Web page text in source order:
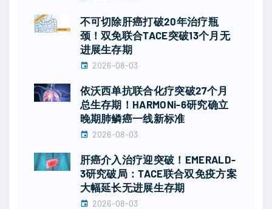
不可切除肝癌打破20年治疗瓶
颈！双免联合TACE突破13个月无
进展生存期
2026-08-03
依沃西单抗联合化疗突破27个月
总生存期！HARMONi-6研究确立
晚期肺鳞癌一线新标准
2026-08-03
肝癌介入治疗迎突破！EMERALD-
3研究破局：TACE联合双免疫方案
大幅延长无进展生存期
2026-08-03